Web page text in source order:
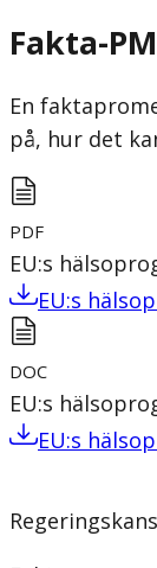
Fakta-
En
på, hur det
PDF
EU:s
EU:s
DOC
EU:s
EU:s